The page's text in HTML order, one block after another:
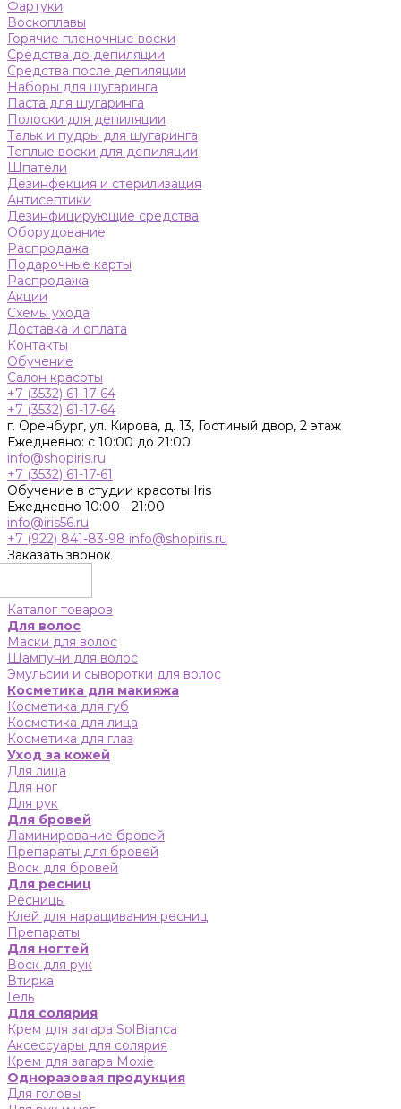
Фартуки
Воскоплавы
Горячие пленочные воски
Средства до депиляции
Средства после депиляции
Наборы для шугаринга
Паста для шугаринга
Полоски для депиляции
Тальк и пудры для шугаринга
Теплые воски для депиляции
Шпатели
Дезинфекция и стерилизация
Антисептики
Дезинфицирующие средства
Оборудование
Распродажа
Подарочные карты
Распродажа
Акции
Схемы ухода
Доставка и оплата
Контакты
Обучение
Салон красоты
+7 (3532) 61-17-64
+7 (3532) 61-17-64
г. Оренбург, ул. Кирова, д. 13, Гостиный двор, 2 этаж
Ежедневно: с 10:00 до 21:00
info@shopiris.ru
+7 (3532) 61-17-61
Обучение в студии красоты Iris
Ежедневно 10:00 - 21:00
info@iris56.ru
+7 (922) 841-83-98 info@shopiris.ru
Заказать звонок
Каталог товаров
Для волос
Маски для волос
Шампуни для волос
Эмульсии и сыворотки для волос
Косметика для макияжа
Косметика для губ
Косметика для лица
Косметика для глаз
Уход за кожей
Для лица
Для ног
Для рук
Для бровей
Ламинирование бровей
Препараты для бровей
Воск для бровей
Для ресниц
Ресницы
Клей для наращивания ресниц
Препараты
Для ногтей
Воск для рук
Втирка
Гель
Для солярия
Крем для загара SolBianca
Аксессуары для солярия
Крем для загара Moxie
Одноразовая продукция
Для головы